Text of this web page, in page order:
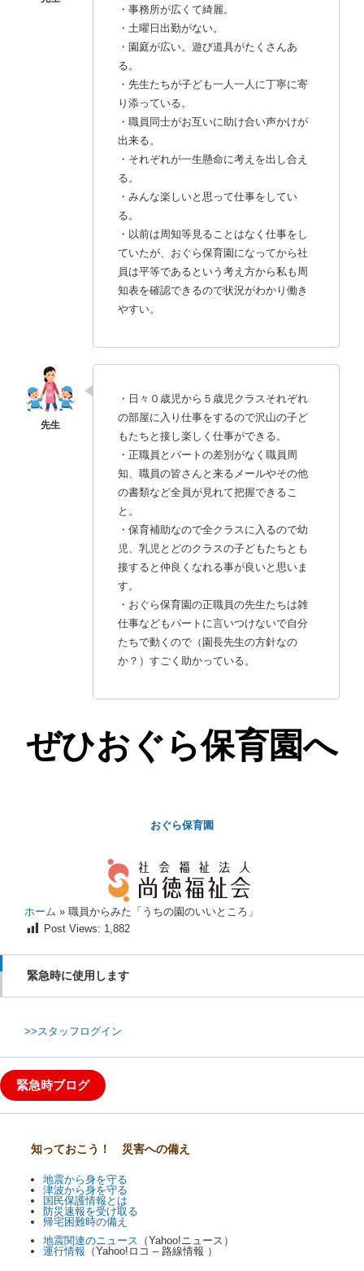
・事務所が広くて綺麗。
・土曜日出勤がない。
・園庭が広い。遊び道具がたくさんあ
る。
・先生たちが子ども一人一人に丁寧に寄
り添っている。
・職員同士がお互いに助け合い声かけが
出来る。
・それぞれが一生懸命に考えを出し合え
る。
・みんな楽しいと思って仕事をしてい
る。
・以前は周知等見ることはなく仕事をし
ていたが、おぐら保育園になってから社
員は平等であるという考え方から私も周
知表を確認できるので状況がわかり働き
やすい。
・日々０歳児から５歳児クラスそれぞれ
の部屋に入り仕事をするので沢山の子ど
もたちと接し楽しく仕事ができる。
・正職員とパートの差別がなく職員周
知、職員の皆さんと来るメールやその他
の書類など全員が見れて把握できるこ
と。
・保育補助なので全クラスに入るので幼
児、乳児とどのクラスの子どもたちとも
接すると仲良くなれる事が良いと思いま
す。
・おぐら保育園の正職員の先生たちは雑
仕事などもパートに言いつけないで自分
たちで動くので（園長先生の方針なの
か？）すごく助かっている。
ぜひおぐら保育園へ
おぐら保育園
ホーム » 職員からみた「うちの園のいいところ」
Post Views: 1,882
緊急時に使用します
>>スタッフログイン
緊急時ブログ
知っておこう！ 災害への備え
地震から身を守る
津波から身を守る
国民保護情報とは
防災速報を受け取る
帰宅困難時の備え
地震関連のニュース
（Yahoo!ニュース）
運行情報 （Yahoo!ロコ – 路線情報 ）